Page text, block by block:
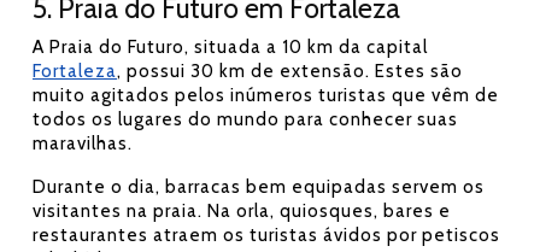
5. Praia do Futuro em Fortaleza
A Praia do Futuro, situada a 10 km da capital
Fortaleza, possui 30 km de extensão. Estes são
muito agitados pelos inúmeros turistas que vêm de
todos os lugares do mundo para conhecer suas
maravilhas.
Durante o dia, barracas bem equipadas servem os
visitantes na praia. Na orla, quiosques, bares e
restaurantes atraem os turistas ávidos por petiscos